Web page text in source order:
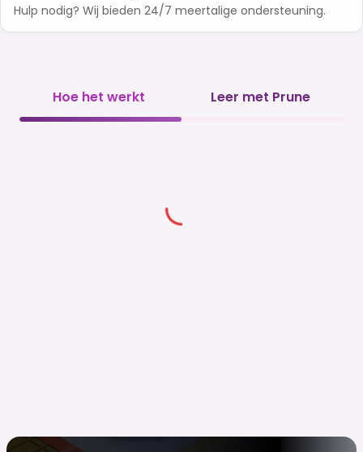
Hulp nodig? Wij bieden 24/7 meertalige ondersteuning.
Hoe het werkt Leer met Prune